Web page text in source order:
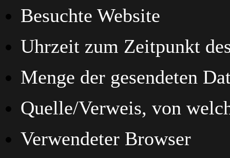
Besuchte Website
Uhrzeit zum Zeitpunkt
Menge der gesendeten
Quelle/Verweis, von
Verwendeter Browser